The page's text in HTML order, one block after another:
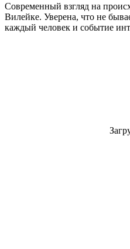
Современный взгляд на
Вилейке. Уверена, что не
каждый человек и событие